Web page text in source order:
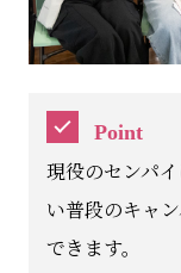
Point
現役のセンパ
い普段のキャ
できます。